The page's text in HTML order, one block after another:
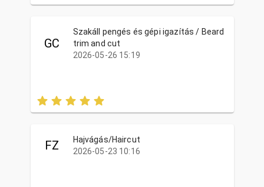
GC
Szakáll pengés és gépi igazítás / Beard
trim and cut
2026-05-26 15:19
FZ
Hajvágás/Haircut
2026-05-23 10:16